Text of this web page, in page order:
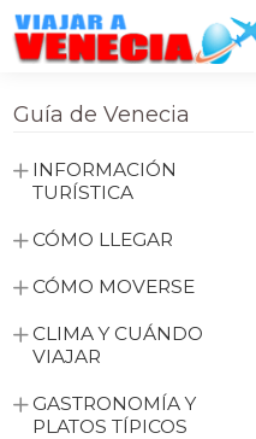
VENECIA
Guía de Venecia
INFORMACIÓN
TURÍSTICA
CÓMO LLEGAR
CÓMO MOVERSE
CLIMA Y CUÁNDO
VIAJAR
GASTRONOMÍA Y
PLATOS TÍPICOS